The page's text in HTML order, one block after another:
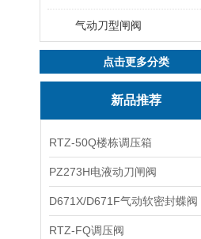
气动刀型闸阀
点击更多分类
新品推荐
RTZ-50Q楼栋调压箱
PZ273H电液动刀闸阀
D671X/D671F气动软密封蝶阀
RTZ-FQ调压阀